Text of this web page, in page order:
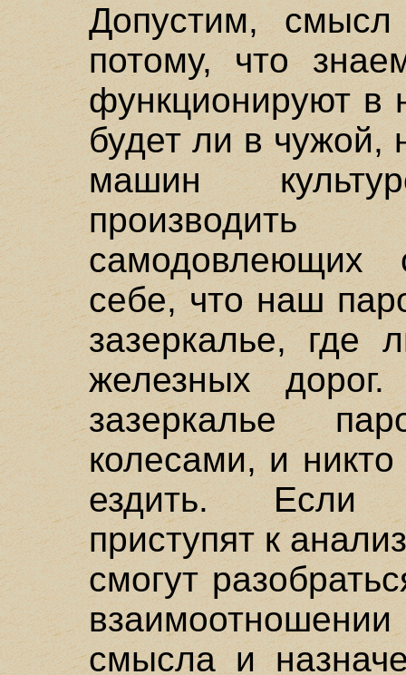
Допустим,
потому, что
функционируют в
будет ли в чужой,
машин
самодовлеющих
себе, что наш
зазеркалье, где
железных
зазеркалье
колесами, и
ездить. Если
приступят к
смогут
смысла и